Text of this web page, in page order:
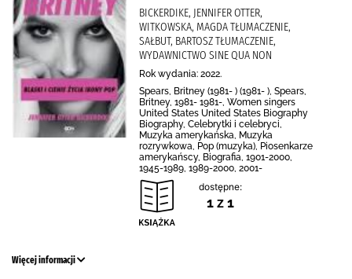
BICKERDIKE, JENNIFER OTTER,
WITKOWSKA, MAGDA TŁUMACZENIE,
SAŁBUT, BARTOSZ TŁUMACZENIE,
WYDAWNICTWO SINE QUA NON
Rok wydania: 2022.
Spears, Britney (1981- ) (1981- ), Spears,
Britney, 1981- 1981-, Women singers
United States United States Biography
Biography, Celebrytki i celebryci,
Muzyka amerykańska, Muzyka
rozrywkowa, Pop (muzyka), Piosenkarze
amerykańscy, Biografia, 1901-2000,
1945-1989, 1989-2000, 2001-
dostępne:
1 z 1
Więcej informacji